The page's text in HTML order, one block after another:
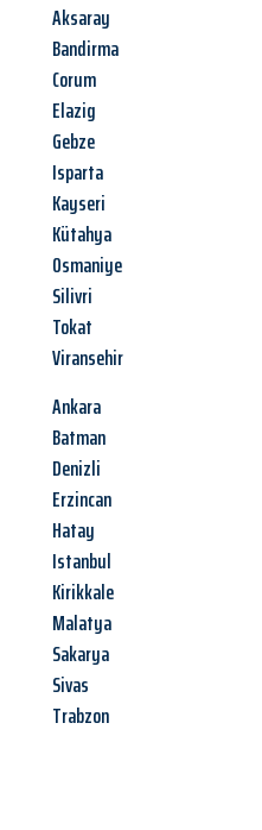
Aksaray
Bandirma
Corum
Elazig
Gebze
Isparta
Kayseri
Kütahya
Osmaniye
Silivri
Tokat
Viransehir
Ankara
Batman
Denizli
Erzincan
Hatay
Istanbul
Kirikkale
Malatya
Sakarya
Sivas
Trabzon